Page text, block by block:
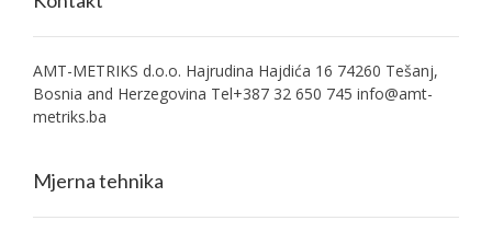
AMT-METRIKS d.o.o. Hajrudina Hajdića 16 74260 Tešanj,
Bosnia and Herzegovina Tel+387 32 650 745 info@amt-
metriks.ba
Mjerna tehnika